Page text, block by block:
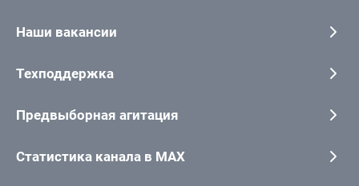
Наши вакансии
Техподдержка
Предвыборная агитация
Статистика канала в MAX